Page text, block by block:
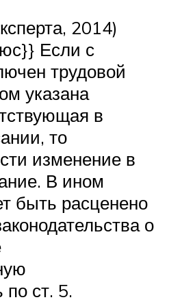
2014)
Если с
трудовой
указана
в
то
изменение в
В ином
быть расценено
о
по ст. 5.